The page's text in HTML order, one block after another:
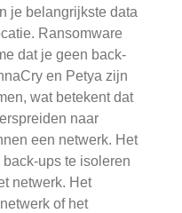
je belangrijkste data
Ransomware
dat je geen back-
en Petya zijn
wat betekent dat
naar
een netwerk. Het
ups te isoleren
netwerk. Het
of het